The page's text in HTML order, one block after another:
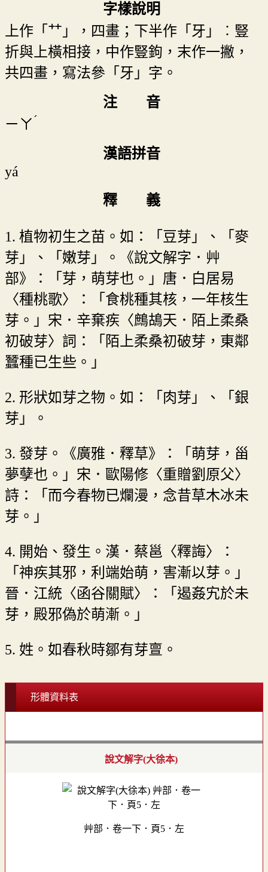
字樣說明
上作「艹」，四畫；下半作「牙」︰豎
折與上橫相接，中作豎鉤，末作一撇，
共四畫，寫法參「牙」字。
注 音
ㄧㄚˊ
漢語拼音
yá
釋 義
1. 植物初生之苗。如：「豆芽」、「麥
芽」、「嫩芽」。《說文解字．艸
部》：「芽，萌芽也。」唐．白居易
〈種桃歌〉：「食桃種其核，一年核生
芽。」宋．辛棄疾〈鷓鴣天．陌上柔桑
初破芽〉詞：「陌上柔桑初破芽，東鄰
蠶種已生些。」
2. 形狀如芽之物。如：「肉芽」、「銀
芽」。
3. 發芽。《廣雅．釋草》：「萌芽，甾
夢孽也。」宋．歐陽修〈重贈劉原父〉
詩：「而今春物已爛漫，念昔草木冰未
芽。」
4. 開始、發生。漢．蔡邕〈釋誨〉：
「神疾其邪，利端始萌，害漸以芽。」
晉．江統〈函谷關賦〉：「遏姦宄於未
芽，殿邪偽於萌漸。」
5. 姓。如春秋時鄒有芽亶。
形體資料表
說文解字(大徐本)
艸部．卷一下．頁5．左